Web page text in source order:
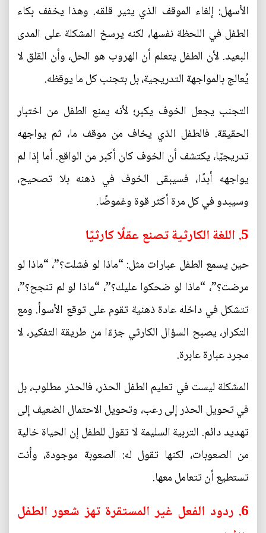
الأسهل: إلغاء الموقف الذي يثير قلقه. وهذا يخفف بكاء
الطفل في اللحظة نفسها، لكنه يرسخ المشكلة على المدى
البعيد. لأن الطفل يتعلم أن الهروب هو الحل، وأن القلق لا
يُعالج بالمواجهة التدريجية، بل بتجنب كل ما يوقظه.
التجنب يجعل الخوف يكبر؛ لأنه يمنع الطفل من اختبار
الحقيقة. فالطفل الذي يخاف من موقف ما، ثم يواجهه
تدريجيًا، يكتشف أن الخوف كان أكبر من الواقع. أما إذا لم
يواجهه أبدًا، فسيبقى الخوف في ذهنه بلا تصحيح،
وسيبدو في كل مرة أكثر قوة وغموضًا.
5. اللغة الكارثية تصنع عقلًا كارثيًا
حين يسمع الطفل عبارات مثل: “ماذا لو فشلت؟”، “ماذا لو
مرضت؟”، “ماذا لو ضحكوا عليك؟”، “ماذا لو لم تنجح؟”،
تتشكل في داخله عادة ذهنية تقوم على توقع الأسوأ. ومع
التكرار، يصبح السؤال الكارثي جزءًا من طريقة التفكير، لا
مجرد عبارة عابرة.
المشكلة ليست في تعليم الطفل الحذر، فالحذر مطلوب، بل
في تحويل الحذر إلى رعب، وتحويل الاحتمال الضعيف إلى
تهديد دائم. التربية السليمة لا تقول للطفل إن الحياة خالية
من الصعوبات، لكنها تقول له: الصعوبة موجودة، وأنت
تستطيع أن تتعامل معها.
6. ردود الفعل غير المستقرة تهز شعور الطفل